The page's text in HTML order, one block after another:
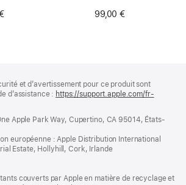
99,00 €
et d’avertissement pour ce produit sont
d’assistance : https://support.apple.com/fr-
Apple Park Way, Cupertino, CA 95014, États-
européenne : Apple Distribution International
Estate, Hollyhill, Cork, Irlande
couverts par Apple en matière de recyclage et